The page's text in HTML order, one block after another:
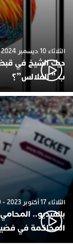
الثلاثاء 10 ديسمبر 2024 - 4:54
ديك الشيخ في
ب ” الفلالس”؟
الثلاثاء 17 أكتوبر 2023 - 2:00
بالفيديو..
المحاكمة في